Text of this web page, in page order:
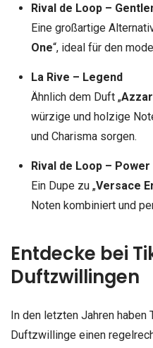
Rival de Loop –
Eine großartige
One“, ideal für den
La Rive – Legend
Ähnlich dem Duft „
würzige und holzige
und Charisma sorgen.
Rival de Loop – Power
Ein Dupe zu „Versace
Noten kombiniert und
Entdecke bei
Duftzwillingen
In den letzten Jahren
Duftzwillinge einen